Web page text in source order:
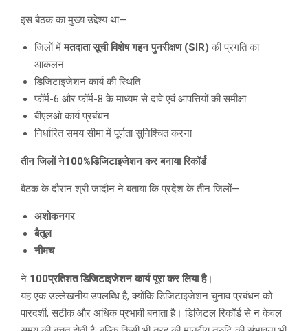
इस बैठक का मुख्य उद्देश्य था—
जिलों मेंमतदाता सूची विशेष गहन पुनरीक्षण (SIR) की प्रगति का
आकलन
डिजिटाइजेशन कार्य की स्थिति
फॉर्म-6 और फॉर्म-8 के माध्यम से दावे एवं आपत्तियों की समीक्षा
बीएलओ कार्य प्रबंधन
निर्धारित समय सीमा में पूर्णता सुनिश्चित करना
तीन जिलों ने100%डिजिटाइजेशन कर बनाया रिकॉर्ड
बैठक के दौरान श्री जादौन ने बताया कि प्रदेश के तीन जिलों—
अशोकनगर
बैतूल
नीमच
ने 100प्रतिशत डिजिटाइजेशन कार्य पूरा कर लिया है।
यह एक उल्लेखनीय उपलब्धि है, क्योंकि डिजिटाइजेशन चुनाव प्रबंधन को
पारदर्शी, सटीक और अधिक प्रभावी बनाता है। डिजिटल रिकॉर्ड से न केवल